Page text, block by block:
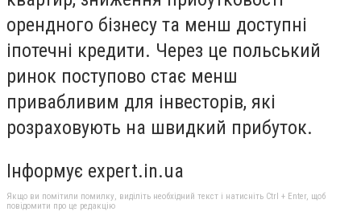
орендного бізнесу та менш доступні
іпотечні кредити. Через це польський
ринок поступово стає менш
привабливим для інвесторів, які
розраховують на швидкий прибуток.
Інформує expert.in.ua
Якщо ви помітили помилку, виділіть необхідний текст і натисніть Ctrl + Enter, щоб
повідомити про це редакцію